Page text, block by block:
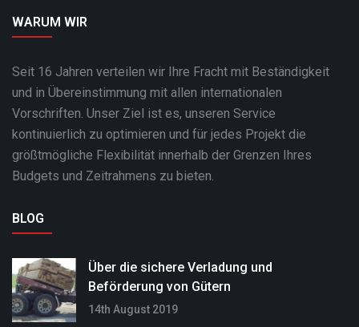
WARUM WIR
Seit 16 Jahren verteilen wir Ihre Fracht mit Beständigkeit
und in Übereinstimmung mit allen internationalen
Vorschriften. Unser Ziel ist es, unseren Service
kontinuierlich zu optimieren und für jedes Projekt die
größtmögliche Flexibilität innerhalb der Grenzen Ihres
Budgets und Zeitrahmens zu bieten.
BLOG
Über die sichere Verladung und
Beförderung von Gütern
14th August 2019